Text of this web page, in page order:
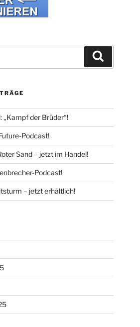
„Kampf der Brüder“!
Podcast!
Sand – jetzt im Handel!
Podcast!
– jetzt erhältlich!